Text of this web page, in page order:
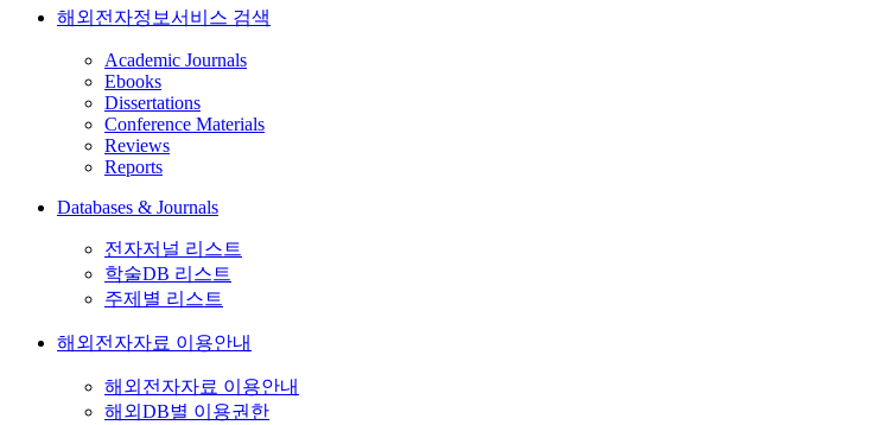
해외전자정보서비스 검색
Academic Journals
Ebooks
Dissertations
Conference Materials
Reviews
Reports
Databases & Journals
전자저널 리스트
학술DB 리스트
주제별 리스트
해외전자자료 이용안내
해외전자자료 이용안내
해외DB별 이용권한